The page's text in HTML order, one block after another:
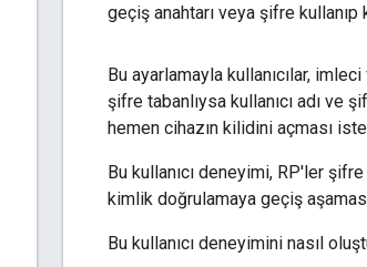
geçiş anahtarı veya şifre kullanıp
Bu ayarlamayla kullanıcılar,
şifre tabanlıysa kullanıcı adı ve
hemen cihazın kilidini açması
Bu kullanıcı deneyimi, RP'ler
kimlik doğrulamaya geçiş
Bu kullanıcı deneyimini nasıl